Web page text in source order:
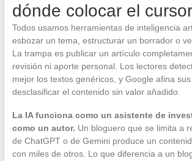
dónde colocar el
Todos usamos herramientas de inteligencia
esbozar un tema, estructurar un borrador o
La trampa es publicar un artículo
revisión ni aporte personal. Los lectores
mejor los textos genéricos, y Google afina
desclasificar el contenido sin valor añadido.
La IA funciona como un asistente de
como un autor. Un bloguero que se limita a
de ChatGPT o de Gemini produce un
con miles de otros. Lo que diferencia a un